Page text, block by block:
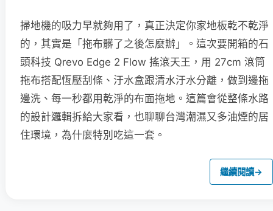
掃地機的吸力早就夠用了，真正決定你家地板乾不乾淨
的，其實是「拖布髒了之後怎麼辦」。這次要開箱的石
頭科技 Qrevo Edge 2 Flow 搖滾天王，用 27cm 滾筒
拖布搭配恆壓刮條、汙水盒跟清水汙水分離，做到邊拖
邊洗、每一秒都用乾淨的布面拖地。這篇會從整條水路
的設計邏輯拆給大家看，也聊聊台灣潮濕又多油煙的居
住環境，為什麼特別吃這一套。
繼續閱讀→